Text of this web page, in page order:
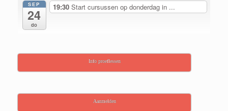
SEP
24
do
19:30 Start cursussen op donderdag in ...
Info proeflessen
Aanmelden